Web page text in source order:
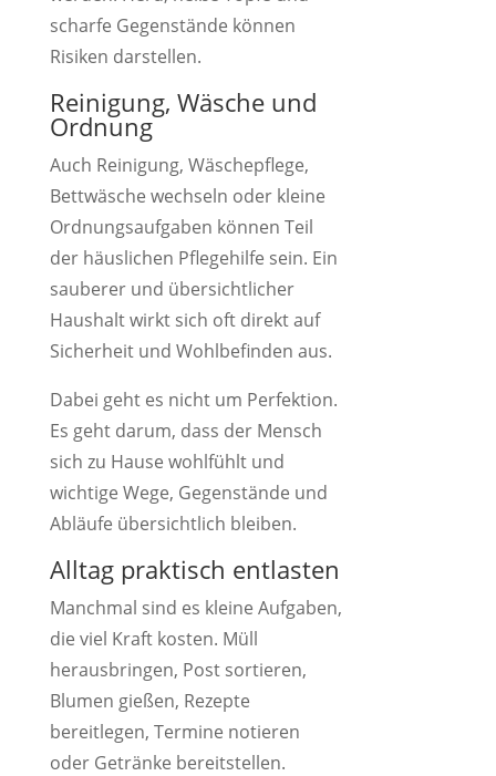
scharfe Gegenstände können
Risiken darstellen.
Reinigung, Wäsche und
Ordnung
Auch Reinigung, Wäschepflege,
Bettwäsche wechseln oder kleine
Ordnungsaufgaben können Teil
der häuslichen Pflegehilfe sein. Ein
sauberer und übersichtlicher
Haushalt wirkt sich oft direkt auf
Sicherheit und Wohlbefinden aus.
Dabei geht es nicht um Perfektion.
Es geht darum, dass der Mensch
sich zu Hause wohlfühlt und
wichtige Wege, Gegenstände und
Abläufe übersichtlich bleiben.
Alltag praktisch entlasten
Manchmal sind es kleine Aufgaben,
die viel Kraft kosten. Müll
herausbringen, Post sortieren,
Blumen gießen, Rezepte
bereitlegen, Termine notieren
oder Getränke bereitstellen.